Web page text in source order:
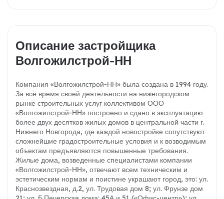
Описание застройщика
Волгожилстрой-НН
Компания «Волгожилстрой-НН» была создана в 1994 году.
За всё время своей деятельности на нижегородском
рынке строительных услуг коллективом ООО
«Волгожилстрой-НН» построено и сдано в эксплуатацию
более двух десятков жилых домов в центральной части г.
Нижнего Новгорода, где каждой новостройке сопутствуют
сложнейшие градостроительные условия и к возводимым
объектам предъявляются повышенные требования.
Жилые дома, возведенные специалистами компании
«Волгожилстрой-НН», отвечают всем техническим и
эстетическим нормам и поистине украшают город, это: ул.
Краснозвездная, д.2, ул. Трудовая дом 8; ул. Фрунзе дом